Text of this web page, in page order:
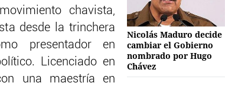
Nicolás Maduro decide
cambiar el Gobierno
nombrado por Hugo
Chávez
chavista,
desde la trinchera
presentador en
Licenciado en
una maestría en